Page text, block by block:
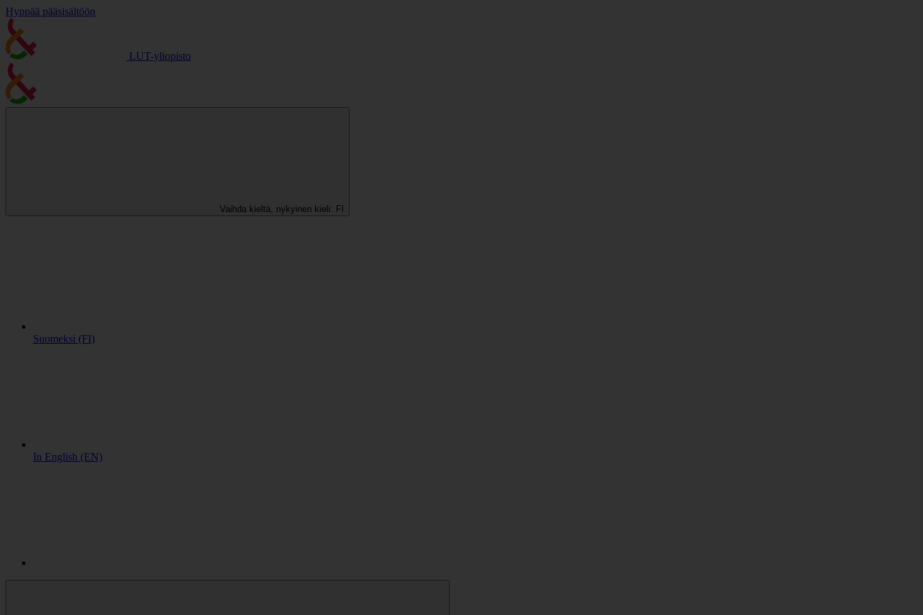
Hyppää pääsisältöön
LUT-yliopisto
Vaihda kieltä, nykyinen kieli: FI
Suomeksi (FI)
In English (EN)